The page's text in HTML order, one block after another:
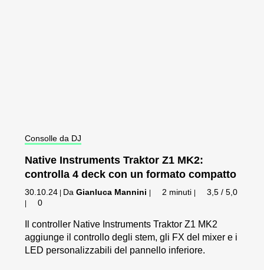
Consolle da DJ
Native Instruments Traktor Z1 MK2:
controlla 4 deck con un formato compatto
30.10.24 DaGianluca Mannini 2 minuti 3,5 / 5,0
0
Il controller Native Instruments Traktor Z1 MK2
aggiunge il controllo degli stem, gli FX del mixer e i
LED personalizzabili del pannello inferiore.